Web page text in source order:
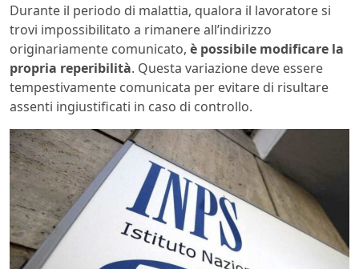
Durante il periodo di malattia, qualora il lavoratore si
trovi impossibilitato a rimanere all’indirizzo
originariamente comunicato, è possibile modificare la
propria reperibilità. Questa variazione deve essere
tempestivamente comunicata per evitare di risultare
assenti ingiustificati in caso di controllo.